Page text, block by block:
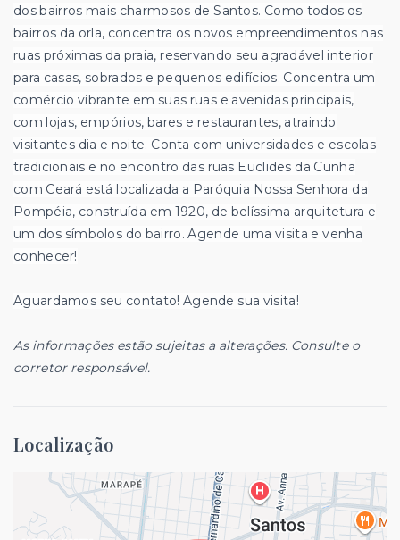
dos bairros mais charmosos de Santos. Como todos os
bairros da orla, concentra os novos empreendimentos nas
ruas próximas da praia, reservando seu agradável interior
para casas, sobrados e pequenos edifícios. Concentra um
comércio vibrante em suas ruas e avenidas principais,
com lojas, empórios, bares e restaurantes, atraindo
visitantes dia e noite. Conta com universidades e escolas
tradicionais e no encontro das ruas Euclides da Cunha
com Ceará está localizada a Paróquia Nossa Senhora da
Pompéia, construída em 1920, de belíssima arquitetura e
um dos símbolos do bairro. Agende uma visita e venha
conhecer!
Aguardamos seu contato! Agende sua visita!
As informações estão sujeitas a alterações. Consulte o
corretor responsável.
Localização